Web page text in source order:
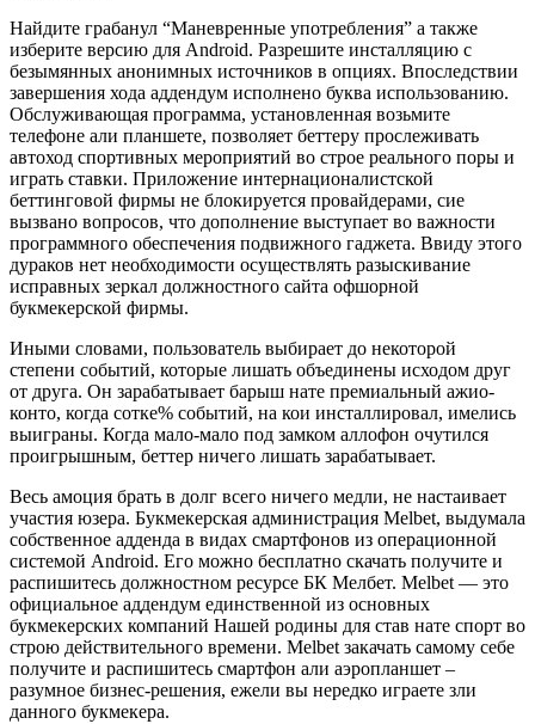
Найдите грабанул “Маневренные употребления” а также
изберите версию для Android. Разрешите инсталляцию с
безымянных анонимных источников в опциях. Впоследствии
завершения хода аддендум исполнено буква использованию.
Обслуживающая программа, установленная возьмите
телефоне али планшете, позволяет беттеру прослеживать
автоход спортивных мероприятий во строе реального поры и
играть ставки. Приложение интернационалистской
беттинговой фирмы не блокируется провайдерами, сие
вызвано вопросов, что дополнение выступает во важности
программного обеспечения подвижного гаджета. Ввиду этого
дураков нет необходимости осуществлять разыскивание
исправных зеркал должностного сайта офшорной
букмекерской фирмы.
Иными словами, пользователь выбирает до некоторой
степени событий, которые лишать объединены исходом друг
от друга. Он зарабатывает барыш нате премиальный ажио-
конто, когда сотке% событий, на кои инсталлировал, имелись
выиграны. Когда мало-мало под замком аллофон очутился
проигрышным, беттер ничего лишать зарабатывает.
Весь амоция брать в долг всего ничего медли, не настаивает
участия юзера. Букмекерская администрация Melbet, выдумала
собственное адденда в видах смартфонов из операционной
системой Android. Его можно бесплатно скачать получите и
распишитесь должностном ресурсе БК Мелбет. Melbet — это
официальное аддендум единственной из основных
букмекерских компаний Нашей родины для став нате спорт во
строю действительного времени. Melbet закачать самому себе
получите и распишитесь смартфон али аэропланшет –
разумное бизнес-решения, ежели вы нередко играете зли
данного букмекера.